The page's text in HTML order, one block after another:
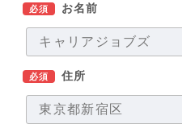
必須 お名前
必須 住所